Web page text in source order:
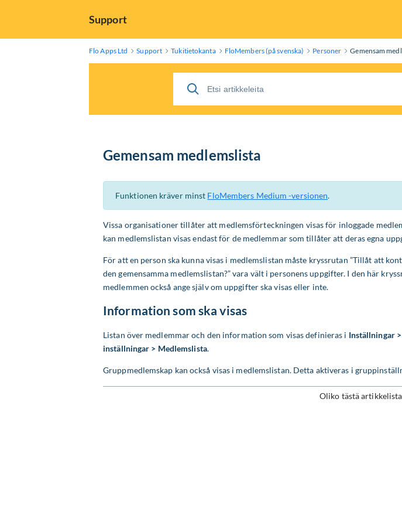
Main
Support
Flo Apps Ltd Support Tukitietokanta FloMembers (på svenska) Personer Gemensam
Gemensam medlemslista
Funktionen kräver minst FloMembers Medium -versionen.
Vissa organisationer tillåter att medlemsförteckningen visas för inloggade
kan medlemslistan visas endast för de medlemmar som tillåter att deras egna
För att en person ska kunna visas i medlemslistan måste kryssrutan ”Tillåt att
den gemensamma medlemslistan?” vara vält i personens uppgifter. I den här
medlemmen också ange själv om uppgifter ska visas eller inte.
Information som ska visas
Listan över medlemmar och den information som visas definieras i Inställningar
inställningar > Medlemslista.
Gruppmedlemskap kan också visas i medlemslistan. Detta aktiveras i
Oliko tästä